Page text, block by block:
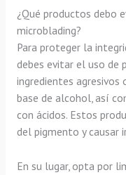
¿Qué productos debo
microblading?
Para proteger la
debes evitar el uso de
ingredientes agresivos
base de alcohol, así
con ácidos. Estos
del pigmento y causar
En su lugar, opta por